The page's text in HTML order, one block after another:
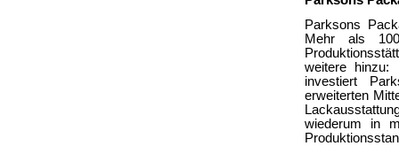
Parksons
Mehr als
weitere hinzu:
investiert
erweiterten
wiederum in